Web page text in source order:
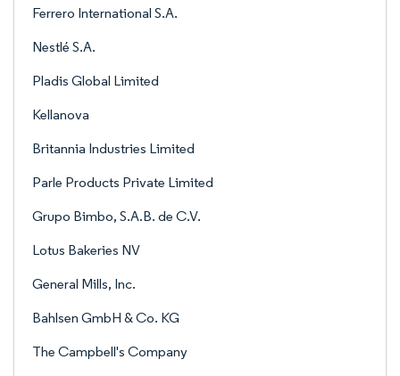
Ferrero International S.A.
Nestlé S.A.
Pladis Global Limited
Kellanova
Britannia Industries Limited
Parle Products Private Limited
Grupo Bimbo, S.A.B. de C.V.
Lotus Bakeries NV
General Mills, Inc.
Bahlsen GmbH & Co. KG
The Campbell's Company